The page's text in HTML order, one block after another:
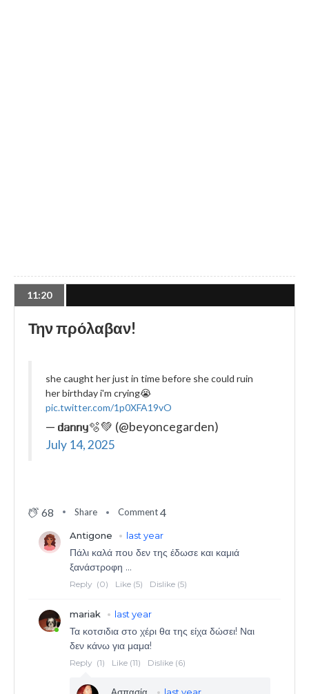
11:20
Την πρόλαβαν!
she caught her just in time before she could ruin
her birthday i'm crying😭
pic.twitter.com/1p0XFA19vO
— 𝗱𝗮𝗻𝗻𝘆🫧💚 (@beyoncegarden)
July 14, 2025
68 Share Comment4